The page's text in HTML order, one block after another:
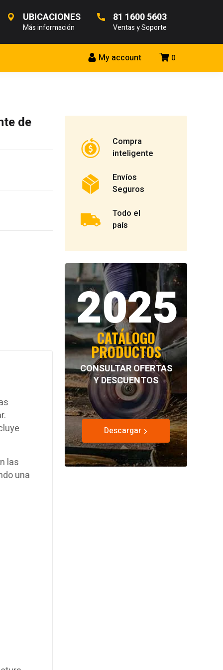
UBICACIONES
Más información
81 1600 5603
Ventas y Soporte
0
My account
de
las
una
Compra
inteligente
Envíos
Seguros
Todo el
país
2025
CATÁLOGO
PRODUCTOS
CONSULTAR OFERTAS
Y DESCUENTOS
Descargar